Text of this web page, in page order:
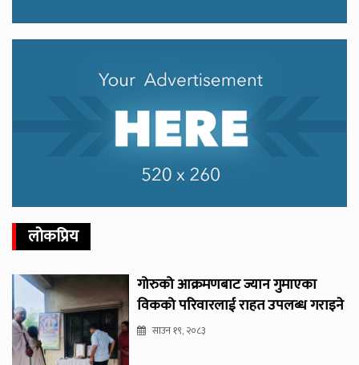
लोकप्रिय
गोरुको आक्रमणबाट ज्यान गुमाएका
विकको परिवारलाई राहत उपलब्ध गराइने
साउन १९, २०८३